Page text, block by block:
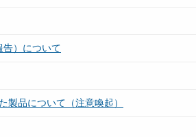
）について
製品について（注意喚起）